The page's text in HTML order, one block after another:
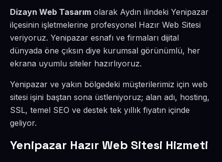
Dizayn Web Tasarım olarak Aydın ilindeki Yenipazar
ilçesinin işletmelerine profesyonel Hazır Web Sitesi
veriyoruz. Yenipazar esnafı ve firmaları dijital
dünyada öne çıksın diye kurumsal görünümlü, her
ekrana uyumlu siteler hazırlıyoruz.
Yenipazar ve yakın bölgedeki müşterilerimiz için web
sitesi işini baştan sona üstleniyoruz; alan adı, hosting,
SSL, temel SEO ve destek tek yıllık fiyatın içinde
geliyor.
Yenipazar Hazır Web Sitesi Hizmeti